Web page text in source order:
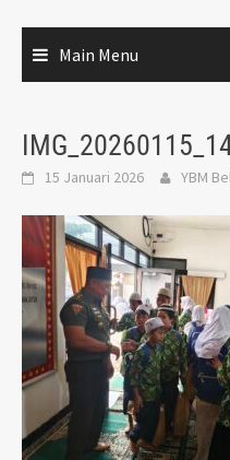
Main Menu
15 Januari 2026 YBM